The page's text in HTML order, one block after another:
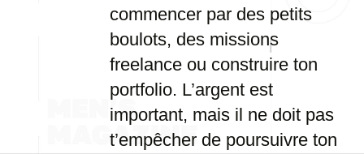
commencer par des petits
boulots, des missions
freelance ou construire ton
portfolio. L’argent est
important, mais il ne doit pas
t’empêcher de poursuivre ton